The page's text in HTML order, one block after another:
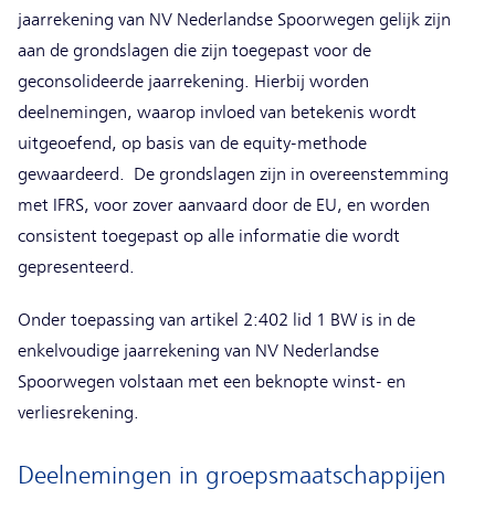
jaarrekening van NV Nederlandse Spoorwegen gelijk zijn
aan de grondslagen die zijn toegepast voor de
geconsolideerde jaarrekening. Hierbij worden
deelnemingen, waarop invloed van betekenis wordt
uitgeoefend, op basis van de equity-methode
gewaardeerd. De grondslagen zijn in overeenstemming
met IFRS, voor zover aanvaard door de EU, en worden
consistent toegepast op alle informatie die wordt
gepresenteerd.
Onder toepassing van artikel 2:402 lid 1 BW is in de
enkelvoudige jaarrekening van NV Nederlandse
Spoorwegen volstaan met een beknopte winst- en
verliesrekening.
Deelnemingen in groepsmaatschappijen